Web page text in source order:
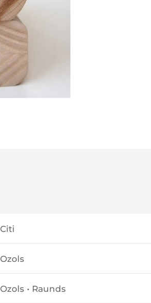
• Raunds